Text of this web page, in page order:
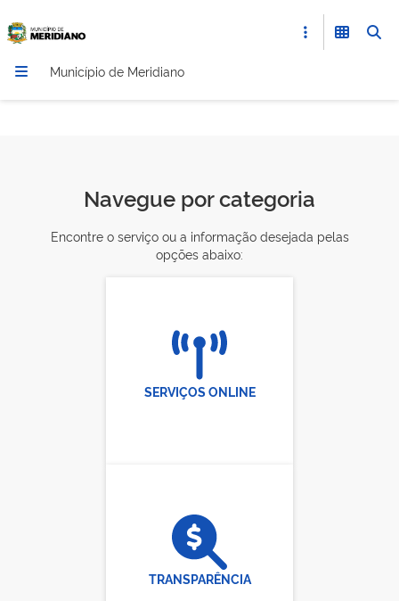
Município de Meridiano
Navegue por categoria
Encontre o serviço ou a informação desejada pelas
opções abaixo:
SERVIÇOS ONLINE
TRANSPARÊNCIA